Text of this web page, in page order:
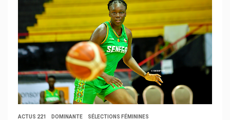
ACTUS 221 DOMINANTE
SÉLECTIONS FÉMININES